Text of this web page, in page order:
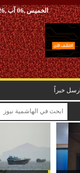
الخميس ,06 آب ,2026
ارسل خبراً